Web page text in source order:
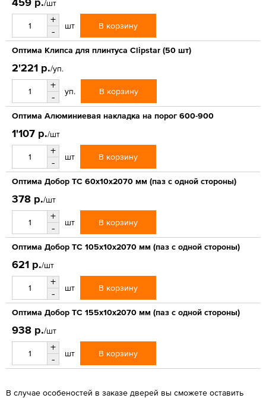
/шт
+
-
шт В корзину
Оптима Клипса для плинтуса Clipstar (50 шт)
2'221 р./уп.
+
-
уп. В корзину
Оптима Алюминиевая накладка на порог 600-900
1'107 р./шт
+
-
шт В корзину
Оптима Добор ТС 60х10х2070 мм (паз с одной стороны)
378 р./шт
+
-
шт В корзину
Оптима Добор ТС 105х10х2070 мм (паз с одной стороны)
621 р./шт
+
-
шт В корзину
Оптима Добор ТС 155х10х2070 мм (паз с одной стороны)
938 р./шт
+
-
шт В корзину
В случае особеностей в заказе дверей вы сможете оставить